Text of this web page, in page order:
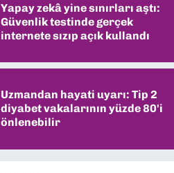
Yapay zekâ yine sınırları aştı:
Güvenlik testinde gerçek
internete sızıp açık kullandı
Uzmandan hayati uyarı: Tip 2
diyabet vakalarının yüzde 80'i
önlenebilir